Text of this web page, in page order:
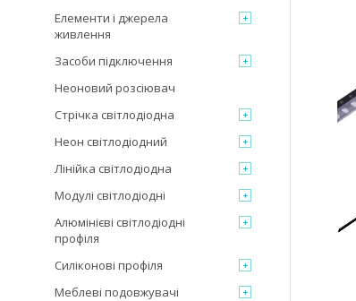
Елементи і джерела
живлення
Засоби підключення
Неоновий розсіювач
Стрічка світлодіодна
Неон світлодіодний
Лінійка світлодіодна
Модулі світлодіодні
Алюмінієві світлодіодні
профіля
Силіконові профіля
Меблеві подовжувачі